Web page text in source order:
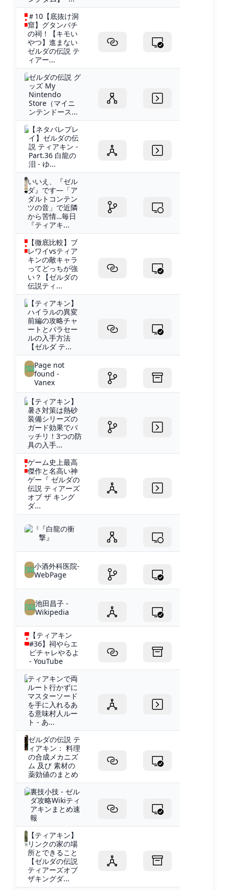
＃10【底抜け洞
窟】グタンバチ
の祠！【キモい
やつ】進まない
ゼルダの伝説 テ
ィアー...
ゼルダの伝説 グ
ッズ My
Nintendo
Store（マイニ
ンテンドース...
【ネタバレプレ
イ】ゼルダの伝
説 ティアキン -
Part.36 白龍の
泪 - ゆ...
いいえ、『ゼル
ダ』です―「ア
ダルトコンテン
ツの音」で近隣
から苦情…毎日
『ティアキ...
【徹底比較】ブ
レワイvsティア
キンの敵キャラ
ってどっちが強
い？【ゼルダの
伝説ティ...
【ティアキン】
ハイラルの異変
前編の攻略チャ
ートとパラセー
ルの入手方法
【ゼルダ テ...
Page not
found -
Vanex
【ティアキン】
暑さ対策は熱砂
装備シリーズの
ガード効果でバ
ッチリ！3つの防
具の入手...
ゲーム史上最高
傑作と名高い神
ゲー『 ゼルダの
伝説 ティアーズ
オブ ザ キング
ダ...
『白龍の衝
撃』
小酒外科医院-
WebPage
池田昌子 -
Wikipedia
【ティアキン
#36】祠やらエ
ピチャレやるよ
- YouTube
ティアキンで両
ルート行かずに
マスターソード
を手に入れるあ
る意味村人ルー
ト - あ...
ゼルダの伝説 テ
ィアキン： 料理
の合成メカニズ
ム 及び 素材の
薬効値のまとめ
裏技小技 - ゼル
ダ攻略Wikiティ
アキンまとめ速
報
【ティアキン】
リンクの家の場
所とできること
【ゼルダの伝説
ティアーズオブ
ザキングダ...